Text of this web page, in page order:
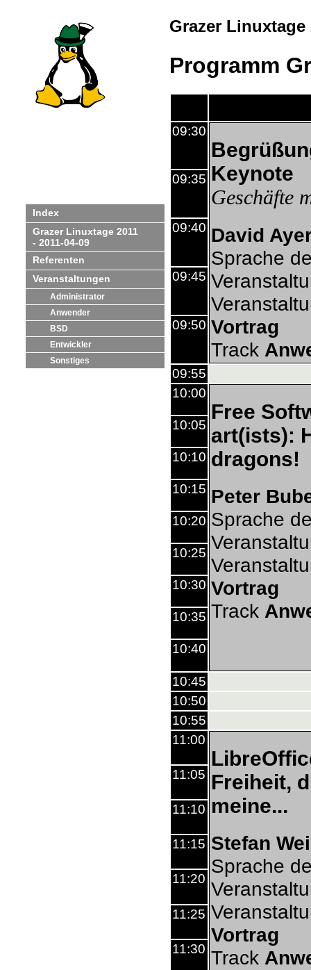
Index
Grazer Linuxtage 2011
- 2011-04-09
Referenten
Veranstaltungen
Administrator
Anwender
BSD
Entwickler
Sonstiges
Grazer Linuxtage
Programm
09:30
Keynote
Geschäfte
David
Sprache
Vortrag
Track
09:35
09:40
09:45
09:50
09:55
10:00
Free
art(ists):
dragons!
Peter
Sprache
Vortrag
Track
10:05
10:10
10:15
10:20
10:25
10:30
10:35
10:40
10:45
10:50
10:55
11:00
Freiheit,
meine...
Stefan
Sprache
Vortrag
Track
11:05
11:10
11:15
11:20
11:25
11:30